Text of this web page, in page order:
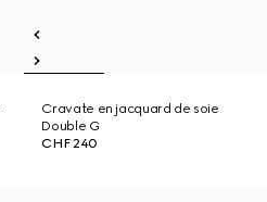
Cravate en jacquard de soie
Double G
CHF 240